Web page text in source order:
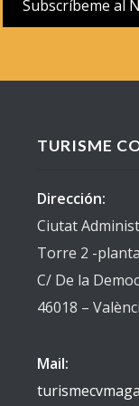
TURISME
Dirección:
Ciutat
Torre 2 -
C/ De la
46018 –
Mail: